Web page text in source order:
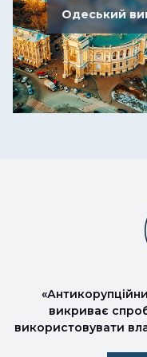
Одеський
викриває
використовувати